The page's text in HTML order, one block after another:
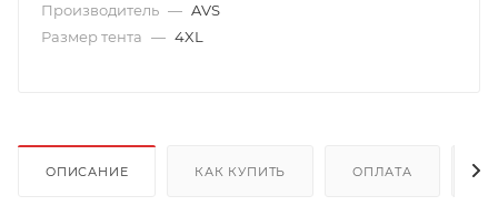
Производитель — AVS
Размер тента — 4XL
ОПИСАНИЕ КАК КУПИТЬ ОПЛАТА